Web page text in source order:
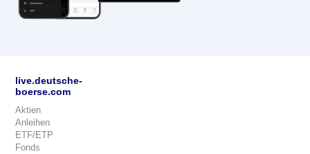
live.deutsche-
boerse.com
Aktien
Anleihen
ETF/ETP
Fonds